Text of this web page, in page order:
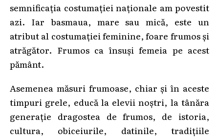
semnificația costumației naționale am povestit
azi. Iar basmaua, mare sau mică, este un
atribut al costumației feminine, foare frumos și
atrăgător. Frumos ca însuși femeia pe acest
pământ.
Asemenea măsuri frumoase, chiar și în aceste
timpuri grele, educă la elevii noștri, la tânăra
generație dragostea de frumos, de istoria,
cultura, obiceiurile, datinile, tradițiile